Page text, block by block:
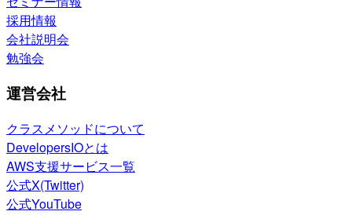
採用情報
会社説明会
勉強会
運営会社
クラスメソッドについて
DevelopersIOとは
AWS支援サービス一覧
公式X(Twitter)
公式YouTube